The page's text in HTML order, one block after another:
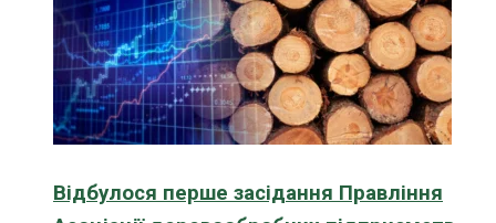
Відбулося перше засідання Правління